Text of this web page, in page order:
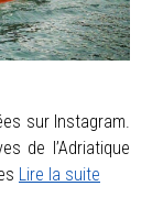
sur Instagram.
de l’Adriatique
Lire la suite